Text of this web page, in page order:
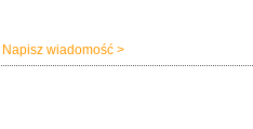
Napisz wiadomość >